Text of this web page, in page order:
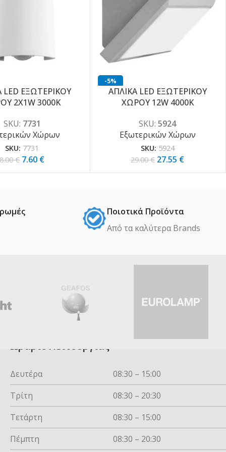
LED ΕΞΩΤΕΡΙΚΟΥ
2X1W 3000K
SKU: 7731
Χώρων
SKU: 7731
8.00€ 7.60 €
-5%
ΑΠΛΙΚΑ LED ΕΞΩΤΕΡΙΚΟΥ
ΧΩΡΟΥ 12W 4000K
SKU:5924
Εξωτερικών Χώρων
SKU: 5924
29.00€ 27.55 €
Ποιοτικά Προϊόντα
Από τα καλύτερα Βrands
Ωράριο λειτουργίας
Δευτέρα
08:30 – 15:00
Τρίτη
08:30 – 20:30
Τετάρτη
08:30 – 15:00
Πέμπτη
08:30 – 20:30